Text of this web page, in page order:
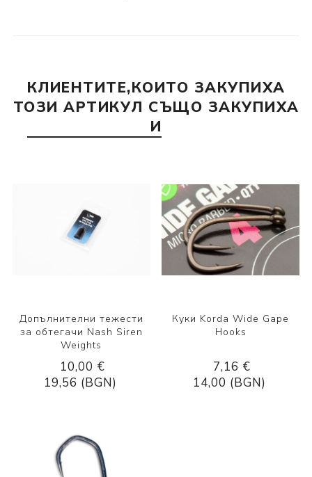
КЛИЕНТИТЕ,КОИТО ЗАКУПИХА
ТОЗИ АРТИКУЛ СЪЩО ЗАКУПИХА
И
Допълнителни тежести
за обтегачи Nash Siren
Weights
10,00 €
19,56 (BGN)
Куки Korda Wide Gape
Hooks
7,16 €
14,00 (BGN)